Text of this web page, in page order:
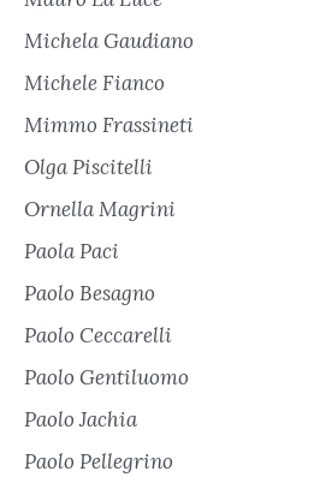
Michela Gaudiano
Michele Fianco
Mimmo Frassineti
Olga Piscitelli
Ornella Magrini
Paola Paci
Paolo Besagno
Paolo Ceccarelli
Paolo Gentiluomo
Paolo Jachia
Paolo Pellegrino